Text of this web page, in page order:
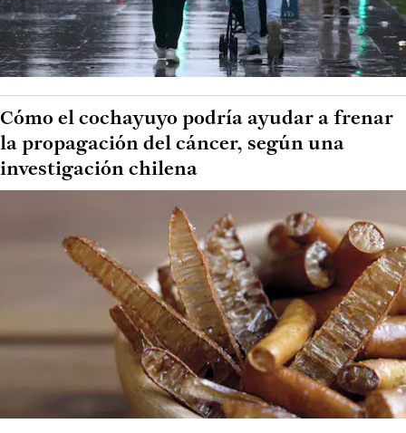
Cómo el cochayuyo podría ayudar a frenar
la propagación del cáncer, según una
investigación chilena